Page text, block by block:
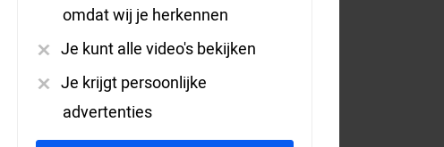
omdat wij je herkennen
Je kunt alle video's bekijken
Je krijgt persoonlijke
advertenties
Niveau 3
Inclusief lunch